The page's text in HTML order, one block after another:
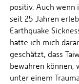
positiv. Auch wenn
seit 25 Jahren
Earthquake
hatte ich mich
geschätzt, dass
bewahren können,
unter einem